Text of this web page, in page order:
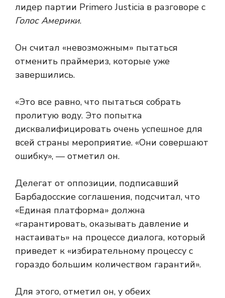
лидер партии Primero Justicia в разговоре с
Голос Америки.
Он считал «невозможным» пытаться
отменить праймериз, которые уже
завершились.
«Это все равно, что пытаться собрать
пролитую воду. Это попытка
дисквалифицировать очень успешное для
всей страны мероприятие. «Они совершают
ошибку», — отметил он.
Делегат от оппозиции, подписавший
Барбадосские соглашения, подсчитал, что
«Единая платформа» должна
«гарантировать, оказывать давление и
настаивать» на процессе диалога, который
приведет к «избирательному процессу с
гораздо большим количеством гарантий».
Для этого, отметил он, у обеих